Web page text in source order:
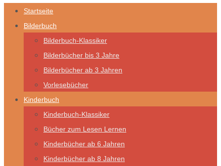
Zum
Inhalt
springen
Startseite
Bilderbuch
Bilderbuch-Klassiker
Bilderbücher bis 3 Jahre
Bilderbücher ab 3 Jahren
Vorlesebücher
Kinderbuch
Kinderbuch-Klassiker
Bücher zum Lesen Lernen
Kinderbücher ab 6 Jahren
Kinderbücher ab 8 Jahren